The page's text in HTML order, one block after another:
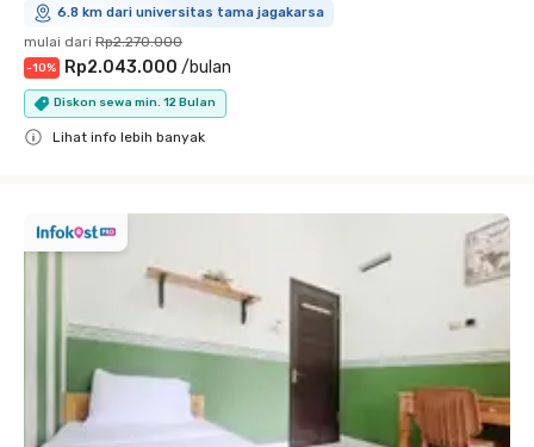
6.8 km dari universitas tama jagakarsa
mulai dari Rp2.270.000
-10% Rp2.043.000 /bulan
Diskon sewa min. 12 Bulan
Lihat info lebih banyak